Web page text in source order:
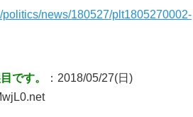
politics/news/180527/plt1805270002-
です。
：2018/05/27(日)